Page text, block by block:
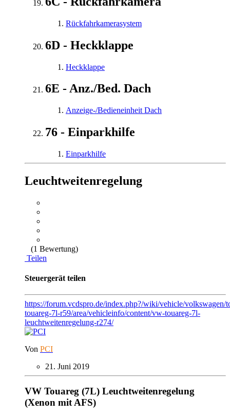
Rückfahrkamerasystem
6D - Heckklappe
Heckklappe
6E - Anz./Bed. Dach
Anzeige-/Bedieneinheit Dach
76 - Einparkhilfe
Einparkhilfe
Leuchtweitenregelung
(1 Bewertung)
Teilen
Steuergerät teilen
https://forum.vcdspro.de/index.php?/wiki/vehicle/volkswagen/
touareg-7l-r59/area/vehicleinfo/content/vw-touareg-7l-
leuchtweitenregelung-r274/
Von PCI
21. Juni 2019
VW Touareg (7L) Leuchtweitenregelung
(Xenon mit AFS)